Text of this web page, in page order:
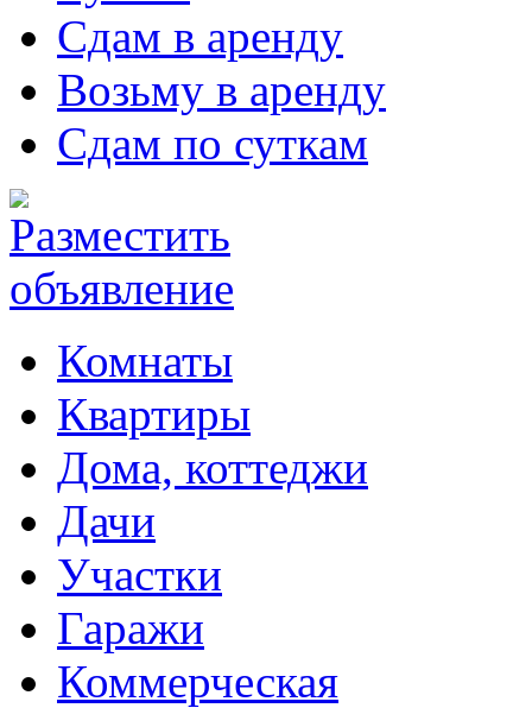
Сдам в аренду
Возьму в аренду
Сдам по суткам
Комнаты
Квартиры
Дома, коттеджи
Дачи
Участки
Гаражи
Коммерческая